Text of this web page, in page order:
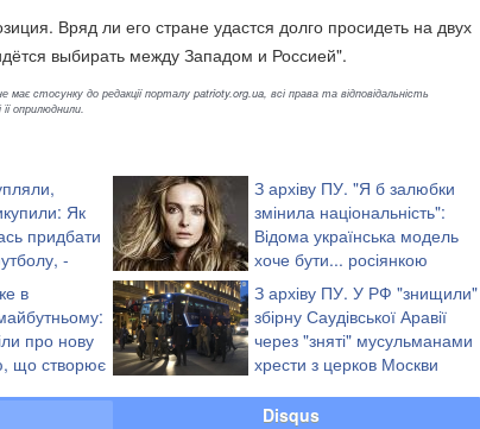
Вряд ли его стране удастся долго просидеть на двух
выбирать между Западом и Россией".
має стосунку до редакції порталу patrioty.org.ua, всі права та відповідальність
оприлюднили.
Як
придбати
-
З архіву ПУ. "Я б залюбки
змінила національність":
Відома українська модель
хоче бути... росіянкою
(скріншот)
в
про нову
що створює
З архіву ПУ. У РФ "знищили"
збірну Саудівської Аравії
через "зняті" мусульманами
хрести з церков Москви
Disqus